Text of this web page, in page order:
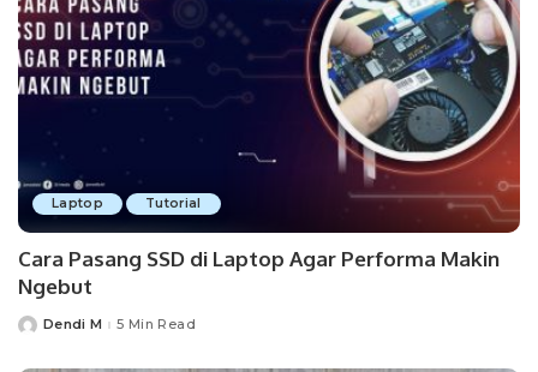
Laptop Tutorial
Cara Pasang SSD di Laptop Agar Performa Makin
Ngebut
PostedDendi M 5 Min Read